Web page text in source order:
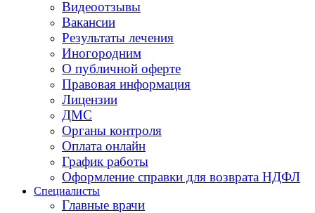
Видеоотзывы
Вакансии
Результаты лечения
Иногородним
О публичной оферте
Правовая информация
Лицензии
ДМС
Органы контроля
Оплата онлайн
График работы
Оформление справки для возврата НДФЛ
Специалисты
Главные врачи